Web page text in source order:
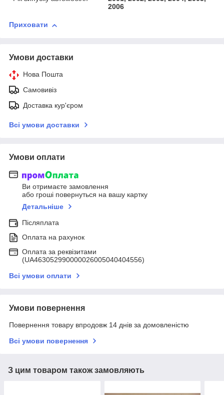
2006
Приховати
Умови доставки
Нова Пошта
Самовивіз
Доставка кур'єром
Всі умови доставки
Умови оплати
Ви отримаєте замовлення
або гроші повернуться на вашу картку
Детальніше
Післяплата
Оплата на рахунок
Оплата за реквізитами
(UA463052990000026005040404556)
Всі умови оплати
Умови повернення
Повернення товару впродовж 14 днів за домовленістю
Всі умови повернення
З цим товаром також замовляють